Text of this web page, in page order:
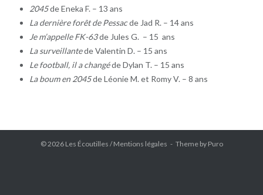
2045de Eneka F. – 13 ans
La dernière forêt de Pessacde Jad R. – 14 ans
Je m’appelle FK-63de Jules G. – 15 ans
La surveillantede Valentin D. – 15 ans
Le football, il a changéde Dylan T. – 15 ans
La boum en 2045de Léonie M. et Romy V. – 8 ans
© 2026 Les Écoutilles /Mentions légales Theme by Puro